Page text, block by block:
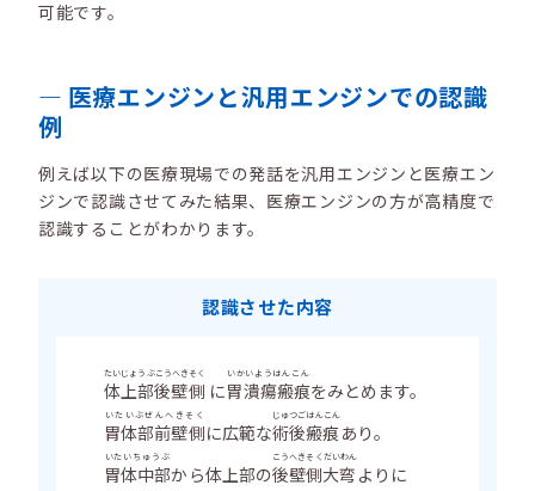
可能です。
医療エンジンと汎用エンジンでの認識
例
例えば以下の医療現場での発話を汎用エンジンと医療エン
ジンで認識させてみた結果、医療エンジンの方が高精度で
認識することがわかります。
認識させた内容
体上部後壁側
たいじょうぶこうへきそく
に胃潰瘍瘢痕
いかいようはんこん
をみとめます。
胃体部前壁側
いたいぶぜんへきそく
に広範な術後瘢痕
じゅつごはんこん
あり。
胃体中部
いたいちゅうぶ
から体上部の後壁側大弯
こうへきそくだいわん
よりに